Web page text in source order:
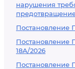
нарушения
Постановление
Постановление
18А/2026
Постановление